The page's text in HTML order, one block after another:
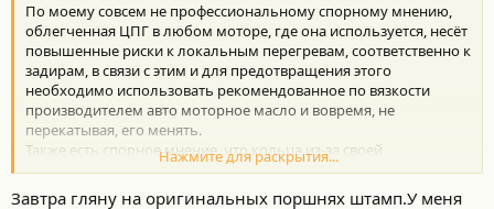
По моему совсем не профессиональному спорному мнению,
облегченная ЦПГ в любом моторе, где она используется, несёт
повышенные риски к локальным перегревам, соответственно к
задирам, в связи с этим и для предотвращения этого
необходимо использовать рекомендованное по вязкости
производителем авто моторное масло и вовремя, не
перекатывая, его менять.
Также есть спорное мнение, что кольца из-за своей
уменьшенной толщины физически не в состоянии убрать все
Нажмите для раскрытия...
Завтра гляну на оригинальных поршнях штамп.У меня